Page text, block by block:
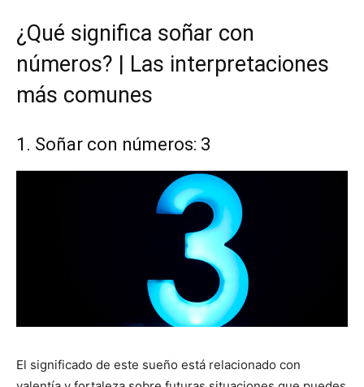
¿Qué significa soñar con
números? | Las interpretaciones
más comunes
1. Soñar con números: 3
El significado de este sueño está relacionado con